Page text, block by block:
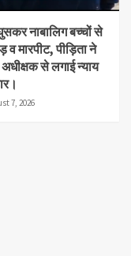
नाबालिग बच्चों से
व मारपीट, पीड़िता ने
से लगाई न्याय
7, 2026